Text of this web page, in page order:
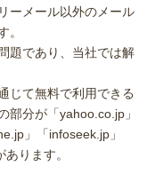
ーメール以外のメール
。
題であり、当社では解
じて無料で利用できる
部分が「yahoo.co.jp」
」「infoseek.jp」
ります。